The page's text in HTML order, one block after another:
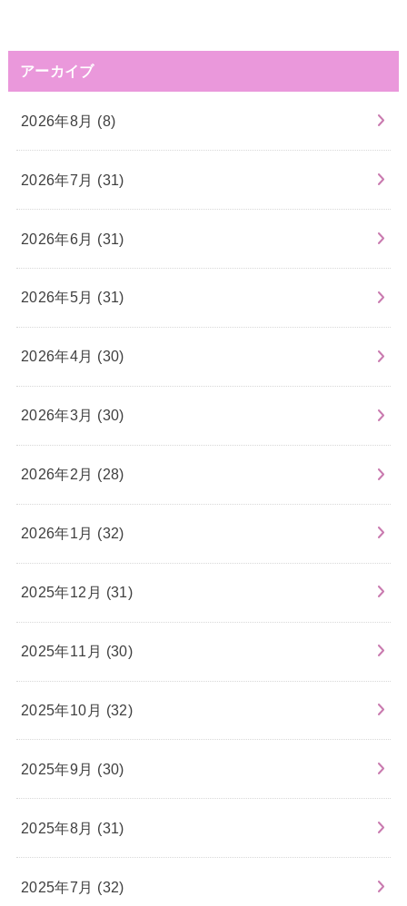
アーカイブ
2026年8月 (8)
2026年7月 (31)
2026年6月 (31)
2026年5月 (31)
2026年4月 (30)
2026年3月 (30)
2026年2月 (28)
2026年1月 (32)
2025年12月 (31)
2025年11月 (30)
2025年10月 (32)
2025年9月 (30)
2025年8月 (31)
2025年7月 (32)